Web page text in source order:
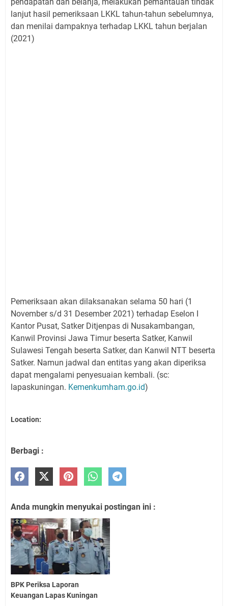
lanjut hasil pemeriksaan LKKL tahun-tahun sebelumnya,
dan menilai dampaknya terhadap LKKL tahun berjalan
(2021)
Pemeriksaan akan dilaksanakan selama 50 hari (1
November s/d 31 Desember 2021) terhadap Eselon I
Kantor Pusat, Satker Ditjenpas di Nusakambangan,
Kanwil Provinsi Jawa Timur beserta Satker, Kanwil
Sulawesi Tengah beserta Satker, dan Kanwil NTT beserta
Satker. Namun jadwal dan entitas yang akan diperiksa
dapat mengalami penyesuaian kembali. (sc:
lapaskuningan. Kemenkumham.go.id)
Location:
Berbagi :
Anda mungkin menyukai postingan ini :
BPK Periksa Laporan
Keuangan Lapas Kuningan